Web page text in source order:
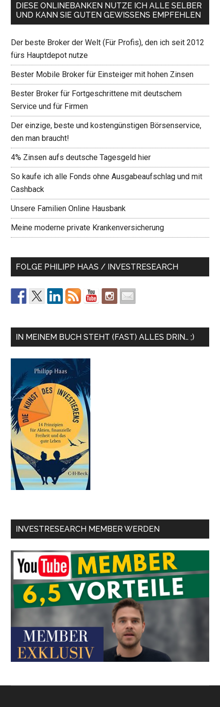
DIESE ONLINEBANKEN NUTZE ICH ALLE SELBER
UND KANN SIE GUTEN GEWISSENS EMPFEHLEN
Der beste Broker der Welt (Für Profis), den ich seit 2012
fürs Hauptdepot nutze
Bester Mobile Broker für Einsteiger mit hohen Zinsen
Bester Broker für Fortgeschrittene mit deutschem
Service und für Firmen
Der einzige, beste und kostengünstigen Börsenservice,
den man braucht!
4% Zinsen aufs deutsche Tagesgeld hier
So kaufe ich alle Fonds ohne Ausgabeaufschlag und mit
Cashback
Unsere Familien Online Hausbank
Meine moderne private Krankenversicherung
FOLGE PHILIPP HAAS / INVESTRESEARCH
IN MEINEM BUCH STEHT (FAST) ALLES DRIN… ;)
INVESTRESEARCH MEMBER WERDEN